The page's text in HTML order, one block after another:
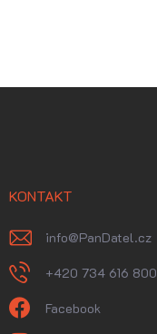
KONTAKT
info@PanDatel.cz
+420 734 616 800
Facebook